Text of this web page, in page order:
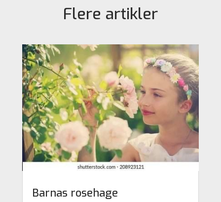
Flere artikler
Barnas rosehage